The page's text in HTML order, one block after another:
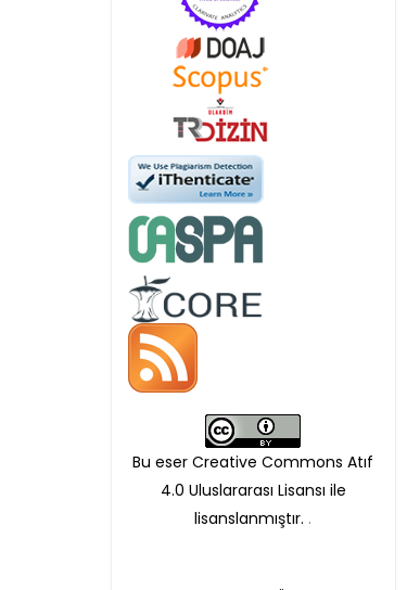
Scimago's grade
Öndenetimden geçen
makaleler için, 100 Avro
Makale İşletim Ücreti (APC)
alınmaktadır.
Hakem sürecine alınacak
makaleler için yazarlara
APC ödeme bilgi mesajı
iletilmektedir.
APC bilgi mesajı
Bu eser Creative Commons Atıf
4.0 Uluslararası Lisansı ile
lisanslanmıştır. .